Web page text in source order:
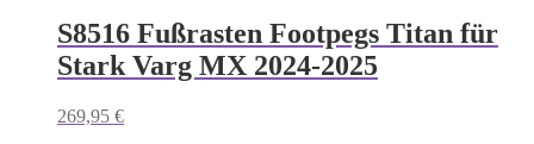
S8516 Fußrasten Footpegs Titan für
Stark Varg MX 2024-2025
269,95 €